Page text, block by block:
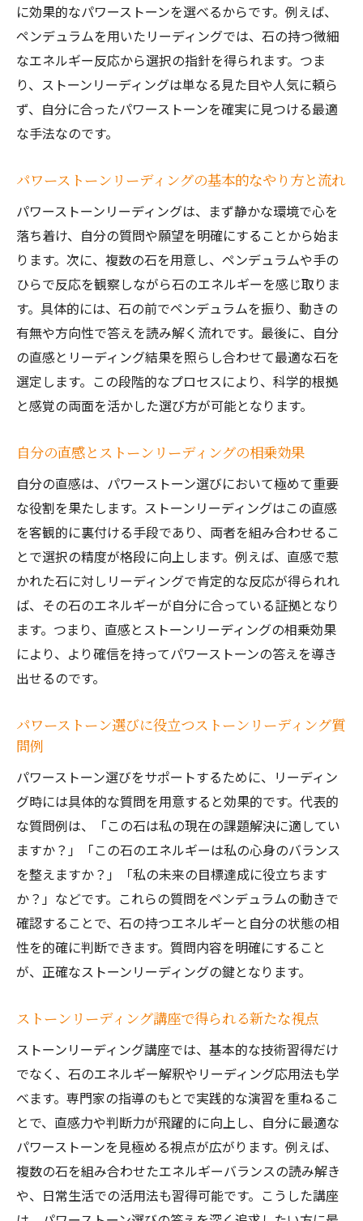
に効果的なパワーストーンを選べるからです。例えば、
ペンデュラムを用いたリーディングでは、石の持つ微細
なエネルギー反応から選択の指針を得られます。つま
り、ストーンリーディングは単なる見た目や人気に頼ら
ず、自分に合ったパワーストーンを確実に見つける最適
な手法なのです。
パワーストーンリーディングの基本的なやり方と流れ
パワーストーンリーディングは、まず静かな環境で心を
落ち着け、自分の質問や願望を明確にすることから始ま
ります。次に、複数の石を用意し、ペンデュラムや手の
ひらで反応を観察しながら石のエネルギーを感じ取りま
す。具体的には、石の前でペンデュラムを振り、動きの
有無や方向性で答えを読み解く流れです。最後に、自分
の直感とリーディング結果を照らし合わせて最適な石を
選定します。この段階的なプロセスにより、科学的根拠
と感覚の両面を活かした選び方が可能となります。
自分の直感とストーンリーディングの相乗効果
自分の直感は、パワーストーン選びにおいて極めて重要
な役割を果たします。ストーンリーディングはこの直感
を客観的に裏付ける手段であり、両者を組み合わせるこ
とで選択の精度が格段に向上します。例えば、直感で惹
かれた石に対しリーディングで肯定的な反応が得られれ
ば、その石のエネルギーが自分に合っている証拠となり
ます。つまり、直感とストーンリーディングの相乗効果
により、より確信を持ってパワーストーンの答えを導き
出せるのです。
パワーストーン選びに役立つストーンリーディング質
問例
パワーストーン選びをサポートするために、リーディン
グ時には具体的な質問を用意すると効果的です。代表的
な質問例は、「この石は私の現在の課題解決に適してい
ますか？」「この石のエネルギーは私の心身のバランス
を整えますか？」「私の未来の目標達成に役立ちます
か？」などです。これらの質問をペンデュラムの動きで
確認することで、石の持つエネルギーと自分の状態の相
性を的確に判断できます。質問内容を明確にすること
が、正確なストーンリーディングの鍵となります。
ストーンリーディング講座で得られる新たな視点
ストーンリーディング講座では、基本的な技術習得だけ
でなく、石のエネルギー解釈やリーディング応用法も学
べます。専門家の指導のもとで実践的な演習を重ねるこ
とで、直感力や判断力が飛躍的に向上し、自分に最適な
パワーストーンを見極める視点が広がります。例えば、
複数の石を組み合わせたエネルギーバランスの読み解き
や、日常生活での活用法も習得可能です。こうした講座